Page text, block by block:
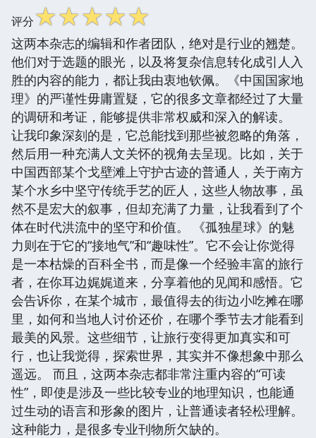
评分☆☆☆☆☆
这两本杂志的编辑和作者团队，绝对是行业的翘楚。
他们对于选题的眼光，以及将复杂信息转化成引人入
胜的内容的能力，都让我由衷地钦佩。《中国国家地
理》的严谨性毋庸置疑，它的很多文章都经过了大量
的调研和考证，能够提供非常权威和深入的解读。
让我印象深刻的是，它总能找到那些被忽略的角落，
然后用一种充满人文关怀的视角去呈现。比如，关于
中国西部某个戈壁滩上守护古迹的普通人，关于南方
某个水乡中坚守传统手艺的匠人，这些人物故事，虽
然不是宏大的叙事，但却充满了力量，让我看到了个
体在时代洪流中的坚守和价值。 《孤独星球》的魅
力则在于它的“接地气”和“趣味性”。它不会让你觉得
是一本枯燥的百科全书，而是像一个经验丰富的旅行
者，在你耳边娓娓道来，分享着他的见闻和感悟。它
会告诉你，在某个城市，最值得去的街边小吃摊在哪
里，如何和当地人讨价还价，在哪个季节去才能看到
最美的风景。这些细节，让旅行变得更加真实和可
行，也让我觉得，探索世界，其实并不像想象中那么
遥远。 而且，这两本杂志都非常注重内容的“可读
性”，即使是涉及一些比较专业的地理知识，也能通
过生动的语言和形象的图片，让普通读者轻松理解。
这种能力，是很多专业刊物所欠缺的。